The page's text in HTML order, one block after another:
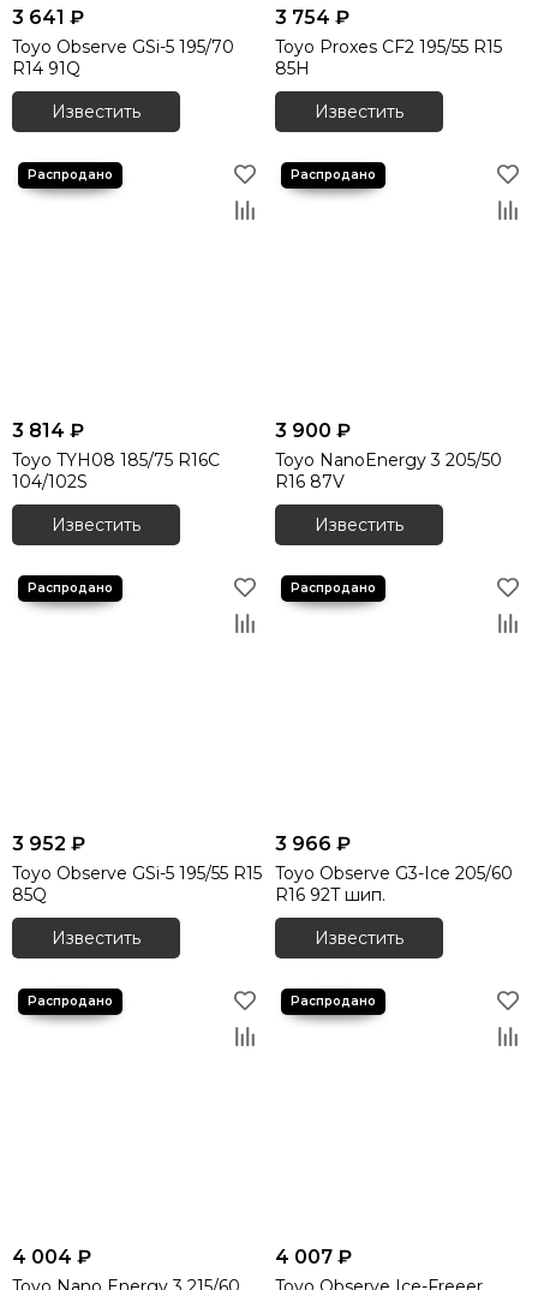
3 641 ₽
Toyo Observe GSi-5 195/70
R14 91Q
Известить
3 754 ₽
Toyo Proxes СF2 195/55 R15
85H
Известить
3 814 ₽
Toyo TYH08 185/75 R16C
104/102S
Известить
3 900 ₽
Toyo NanoEnergy 3 205/50
R16 87V
Известить
3 952 ₽
Toyo Observe GSi-5 195/55 R15
85Q
Известить
3 966 ₽
Toyo Observe G3-Ice 205/60
R16 92T шип.
Известить
4 004 ₽ 4 007 ₽